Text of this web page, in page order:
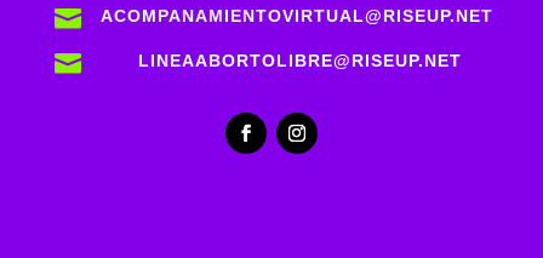
 ACOMPANAMIENTOVIRTUAL@RISEUP.NET
 LINEAABORTOLIBRE@RISEUP.NET